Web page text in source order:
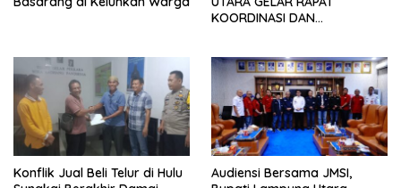
KOORDINASI DAN
Konflik Jual Beli Telur di Hulu
Audiensi Bersama JMSI,